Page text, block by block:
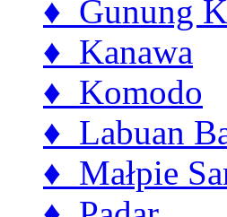
♦ Gunung
♦ Kanawa
♦ Komodo
♦ Labuan
♦ Małpie